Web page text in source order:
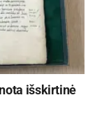
išskirtinė